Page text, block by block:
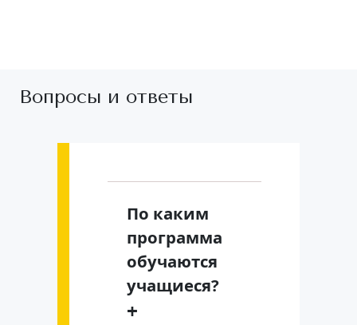
Вопросы и ответы
По каким
программа
обучаются
учащиеся?
+